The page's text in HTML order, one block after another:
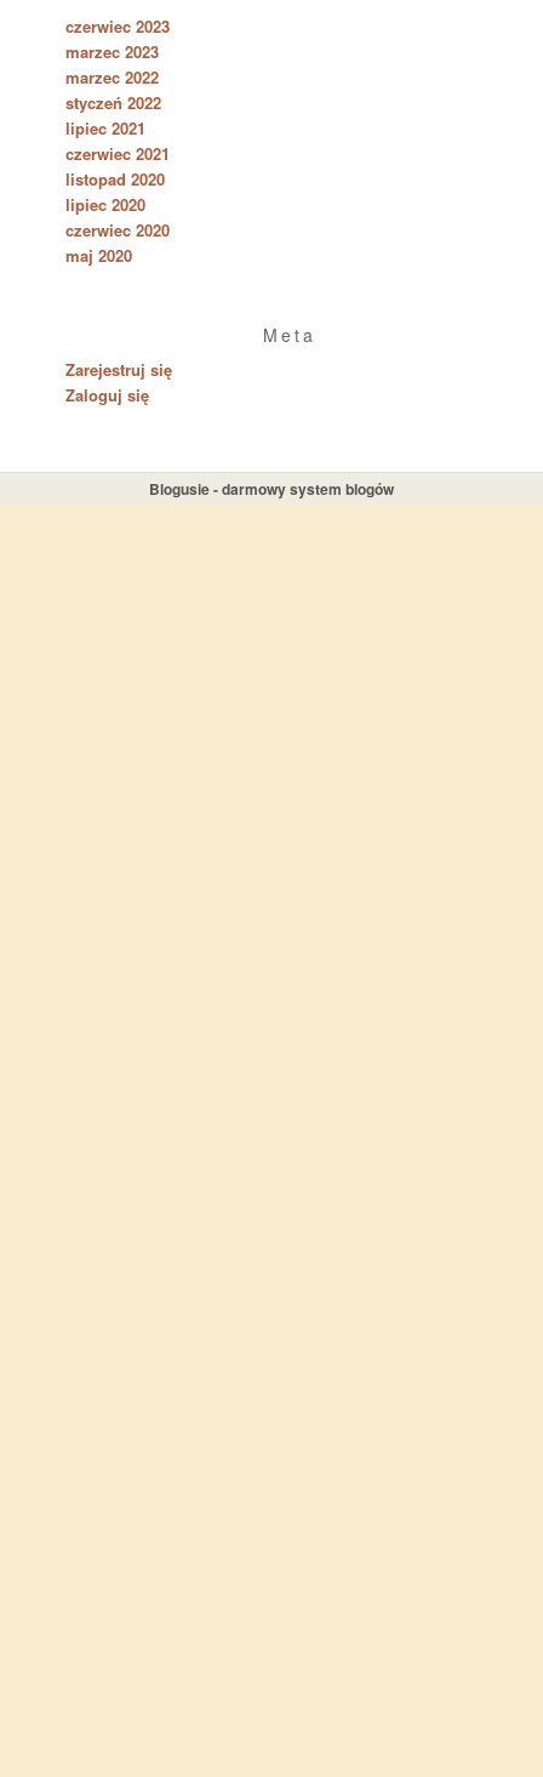
czerwiec 2023
marzec 2023
marzec 2022
styczeń 2022
lipiec 2021
czerwiec 2021
listopad 2020
lipiec 2020
czerwiec 2020
maj 2020
Meta
Zarejestruj się
Zaloguj się
Blogusie - darmowy system blogów